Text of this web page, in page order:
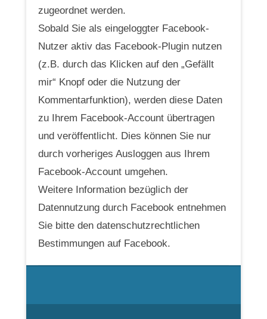
zugeordnet werden.
Sobald Sie als eingeloggter Facebook-
Nutzer aktiv das Facebook-Plugin nutzen
(z.B. durch das Klicken auf den „Gefällt
mir“ Knopf oder die Nutzung der
Kommentarfunktion), werden diese Daten
zu Ihrem Facebook-Account übertragen
und veröffentlicht. Dies können Sie nur
durch vorheriges Ausloggen aus Ihrem
Facebook-Account umgehen.
Weitere Information bezüglich der
Datennutzung durch Facebook entnehmen
Sie bitte den datenschutzrechtlichen
Bestimmungen auf Facebook.